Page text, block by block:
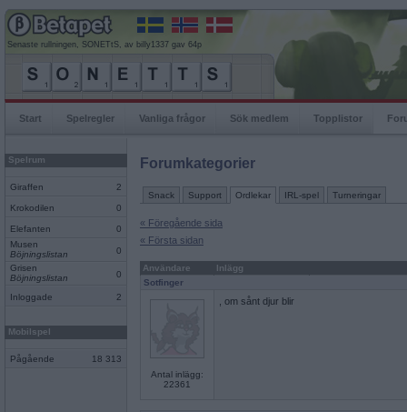
Senaste rullningen, SONETtS, av billy1337 gav 64p
Start Spelregler Vanliga frågor Sök medlem Topplistor
Spelrum
Giraffen 2
Krokodilen 0
Elefanten
0
Musen
Böjningslistan
0
Grisen
Böjningslistan
0
Inloggade 2
Mobilspel
Pågående 18 313
Forumkategorier
Snack Support Ordlekar IRL-spel Turneringar
« Föregående sida
« Första sidan
Användare
Inlägg
Sotfinger
Antal inlägg:
22361
, om sånt djur blir